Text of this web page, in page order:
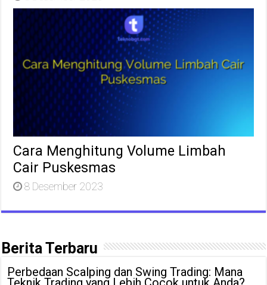
Cara Menghitung Volume Limbah
Cair Puskesmas
8 Desember 2023
Berita Terbaru
Perbedaan Scalping dan Swing Trading: Mana